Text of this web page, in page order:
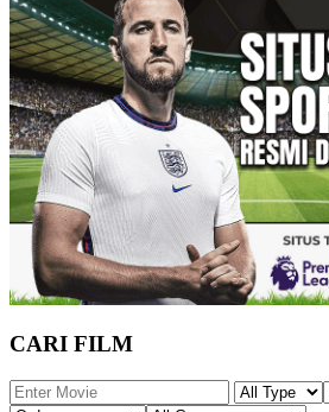
CARI FILM